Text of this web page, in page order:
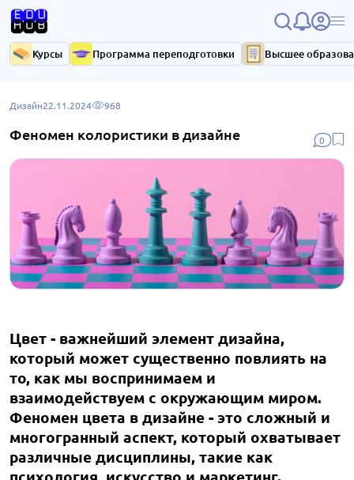
Курсы Программа переподготовки Высшее
0
Дизайн22.11.2024 968
Феномен колористики в дизайне
Цвет - важнейший элемент дизайна,
который может существенно повлиять на
то, как мы воспринимаем и
взаимодействуем с окружающим миром.
Феномен цвета в дизайне - это сложный и
многогранный аспект, который охватывает
различные дисциплины, такие как